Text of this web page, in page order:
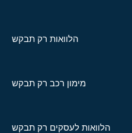
הלוואות רק תבקש
מימון רכב רק תבקש
הלוואות לעסקים רק תבקש